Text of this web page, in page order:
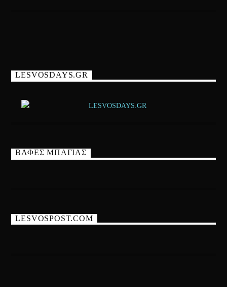
LESVOSDAYS.GR
ΒΑΦΕΣ ΜΠΑΓΙΑΣ
LESVOSPOST.COM